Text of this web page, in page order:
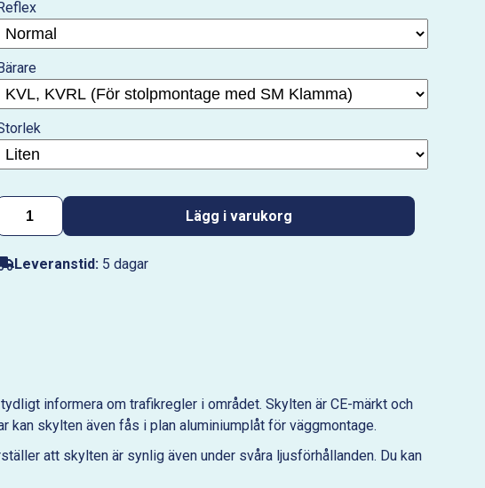
Lägg i varukorg
Leveranstid: 5 dagar
informera om trafikregler i området. Skylten är CE-märkt och
kan skylten även fås i plan aluminiumplåt för väggmontage.
att skylten är synlig även under svåra ljusförhållanden. Du kan